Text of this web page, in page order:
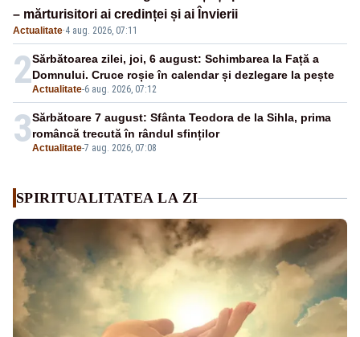
– mărturisitori ai credinței și ai Învierii
Actualitate·4 aug. 2026, 07:11
2Actualitate-6 aug. 2026, 07:12
Sărbătoarea zilei, joi, 6 august: Schimbarea la Față a
Domnului. Cruce roșie în calendar și dezlegare la pește
3Actualitate-7 aug. 2026, 07:08
Sărbătoare 7 august: Sfânta Teodora de la Sihla, prima
româncă trecută în rândul sfinților
SPIRITUALITATEA LA ZI